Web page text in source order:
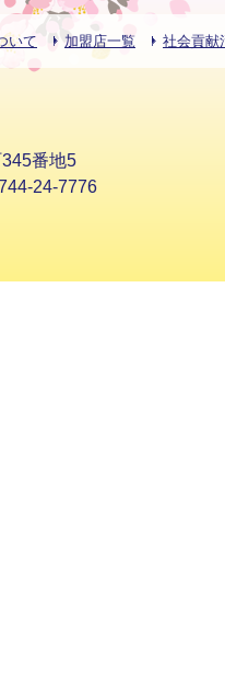
いて 加盟店一覧 社会貢献
番地5
24-7776